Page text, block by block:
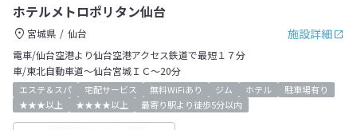
ホテルメトロポリタン仙台
施設詳細
宮城県
仙台
電車/仙台空港より仙台空港アクセス鉄道で最短１７分
車/東北自動車道～仙台宮城ＩＣ～20分
エステ＆スパ 宅配サービス 無料WiFiあり ジム ホテル
駐車場有り
★★★以上
★★★★以上 最寄り駅より徒歩5分以内